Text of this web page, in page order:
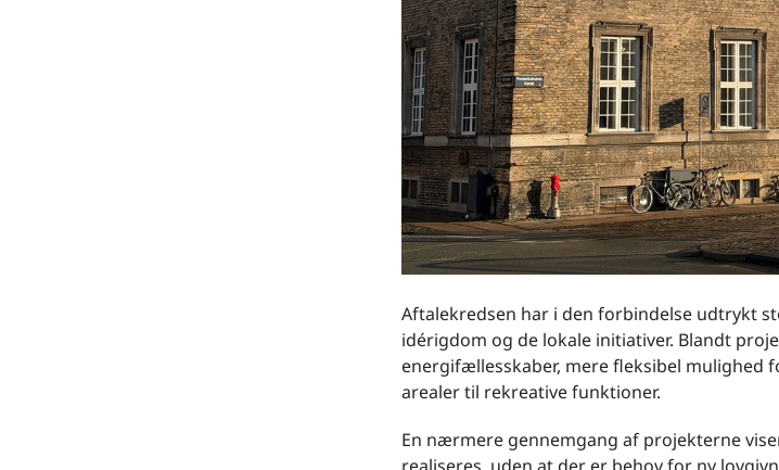
Aftalekredsen har i den forbindelse udtrykt
idérigdom og de lokale initiativer. Blandt
energifællesskaber, mere fleksibel mulighed
arealer til rekreative funktioner.
En nærmere gennemgang af projekterne